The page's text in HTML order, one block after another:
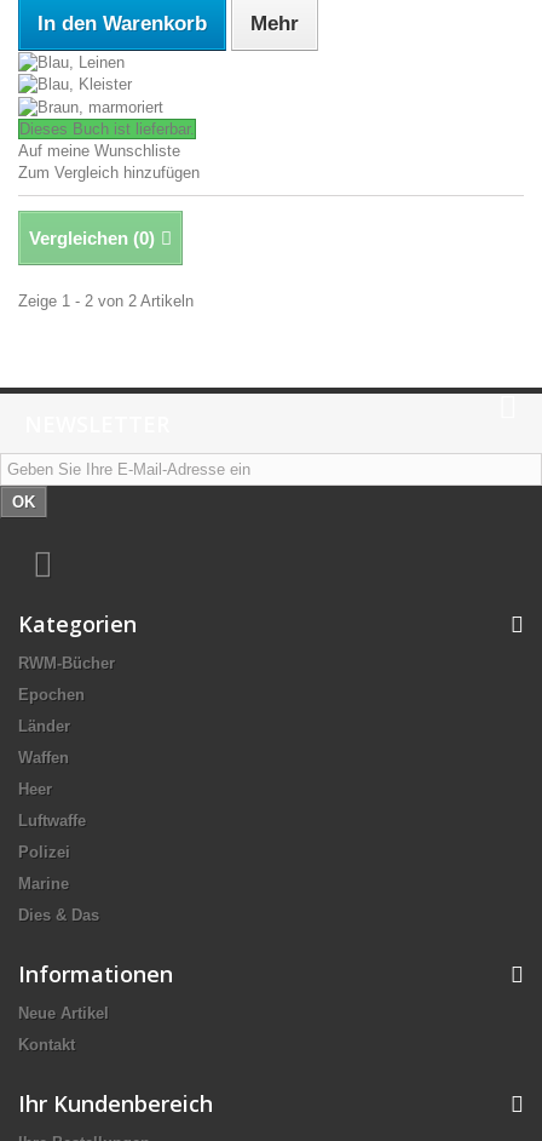
In den Warenkorb Mehr
Dieses Buch ist lieferbar.
Auf meine Wunschliste
Zum Vergleich hinzufügen
Vergleichen (0)
Zeige 1 - 2 von 2 Artikeln
OK
Kategorien
RWM-Bücher
Epochen
Länder
Waffen
Heer
Luftwaffe
Polizei
Marine
Dies & Das
Informationen
Neue Artikel
Kontakt
Ihr Kundenbereich